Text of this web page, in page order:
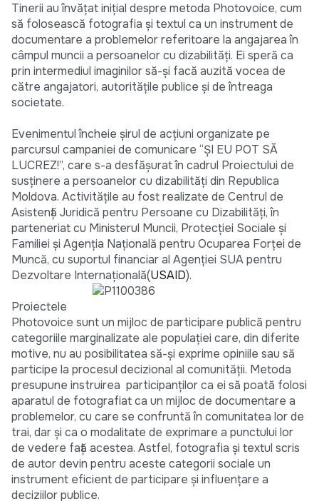
Tinerii au învăţat iniţial despre metoda Photovoice, cum
să folosească fotografia şi textul ca un instrument de
documentare a problemelor referitoare la angajarea în
câmpul muncii a persoanelor cu dizabilităţi. Ei speră ca
prin intermediul imaginilor să-şi facă auzită vocea de
către angajatori, autorităţile publice şi de întreaga
societate.
Evenimentul încheie şirul de acţiuni organizate pe
parcursul campaniei de comunicare “ŞI EU POT SĂ
LUCREZ!”, care s-a desfăşurat în cadrul Proiectului de
susţinere a persoanelor cu dizabilităţi din Republica
Moldova. Activităţile au fost realizate de Centrul de
Asistenţă Juridică pentru Persoane cu Dizabilităţi, în
parteneriat cu Ministerul Muncii, Protecţiei Sociale şi
Familiei şi Agenţia Naţională pentru Ocuparea Forţei de
Muncă, cu suportul financiar al Agenţiei SUA pentru
Dezvoltare Internaţională(USAID).
Proiectele
Photovoice sunt un mijloc de participare publică pentru
categoriile marginalizate ale populaţiei care, din diferite
motive, nu au posibilitatea să-şi exprime opiniile sau să
participe la procesul decizional al comunităţii. Metoda
presupune instruirea participanţilor ca ei să poată folosi
aparatul de fotografiat ca un mijloc de documentare a
problemelor, cu care se confruntă în comunitatea lor de
trai, dar şi ca o modalitate de exprimare a punctului lor
de vedere faţă acestea. Astfel, fotografia şi textul scris
de autor devin pentru aceste categorii sociale un
instrument eficient de participare şi influenţare a
deciziilor publice.